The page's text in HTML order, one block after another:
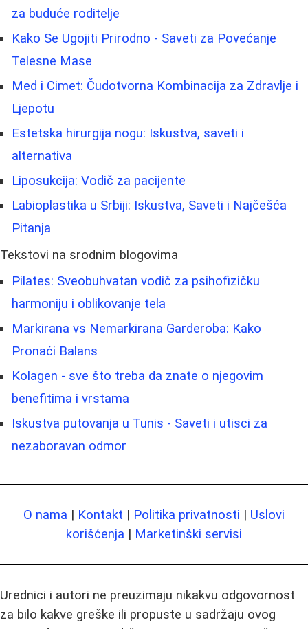
za buduće roditelje
Kako Se Ugojiti Prirodno - Saveti za Povećanje
Telesne Mase
Med i Cimet: Čudotvorna Kombinacija za Zdravlje i
Ljepotu
Estetska hirurgija nogu: Iskustva, saveti i
alternativa
Liposukcija: Vodič za pacijente
Labioplastika u Srbiji: Iskustva, Saveti i Najčešća
Pitanja
Tekstovi na srodnim blogovima
Pilates: Sveobuhvatan vodič za psihofizičku
harmoniju i oblikovanje tela
Markirana vs Nemarkirana Garderoba: Kako
Pronaći Balans
Kolagen - sve što treba da znate o njegovim
benefitima i vrstama
Iskustva putovanja u Tunis - Saveti i utisci za
nezaboravan odmor
O nama | Kontakt | Politika privatnosti | Uslovi
korišćenja | Marketinški servisi
Urednici i autori ne preuzimaju nikakvu odgovornost
za bilo kakve greške ili propuste u sadržaju ovog